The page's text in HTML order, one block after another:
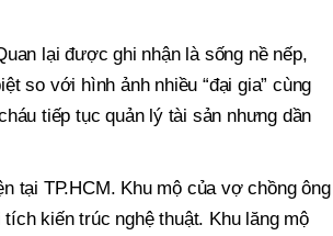
lại được ghi nhận là sống nề nếp,
so với hình ảnh nhiều “đại gia” cùng
tiếp tục quản lý tài sản nhưng dần
tại TP.HCM. Khu mộ của vợ chồng ông
kiến trúc nghệ thuật. Khu lăng mộ